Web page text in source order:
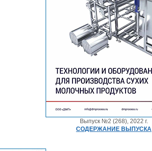
Выпуск №2 (268), 2022 г.
СОДЕРЖАНИЕ ВЫПУСКА